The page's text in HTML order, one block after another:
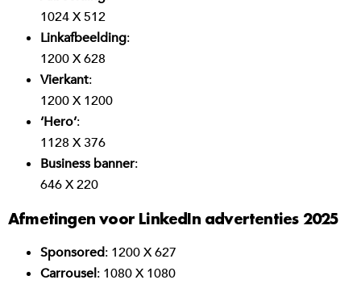
1024 X 512
Linkafbeelding:
1200 X 628
Vierkant:
1200 X 1200
‘Hero’:
1128 X 376
Business banner:
646 X 220
Afmetingen voor LinkedIn advertenties 2025
Sponsored: 1200 X 627
Carrousel: 1080 X 1080